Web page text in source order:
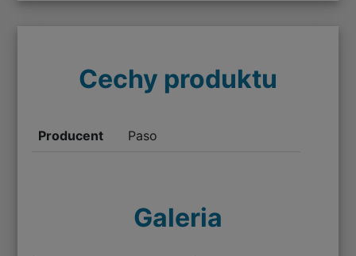
Cechy produktu
Producent Paso
Galeria